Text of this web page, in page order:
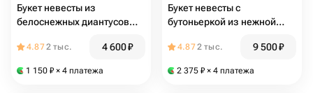
Букет невесты из
белоснежных диантусов
4.872 тыс. 4 600₽
1 150 ₽ × 4 платежа
Букет невесты с
бутоньеркой из нежной
4.872 тыс. 9 500₽
2 375 ₽ × 4 платежа